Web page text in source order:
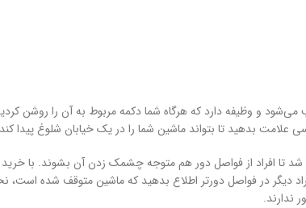
و وظیفه دارد که هرگاه شما دکمه مربوط به آن را روشن
بدهید تا بتواند ماشین شما را در یک خیابان شلوغ پیدا
دیگر در فواصل دورتر اطلاع بدهید که ماشین متوقف شده
ندارند.